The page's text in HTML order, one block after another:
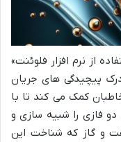
از نرم افزار فلوئنت»
پیچیدگی های جریان
کمک می کند تا با
دو فازی را شبیه سازی و
و گاز که شناخت این